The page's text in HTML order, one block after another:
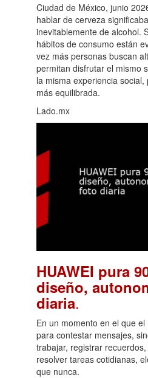
Ciudad de México, junio
hablar de cerveza
inevitablemente de alcohol.
hábitos de consumo están
vez más personas buscan
permitan disfrutar el mismo
la misma experiencia
más equilibrada.
Lado.mx
HUAWEI pura
diseño,
diaria.
En un momento en el que
para contestar mensajes,
trabajar, registrar
resolver tareas cotidianas,
que nunca.